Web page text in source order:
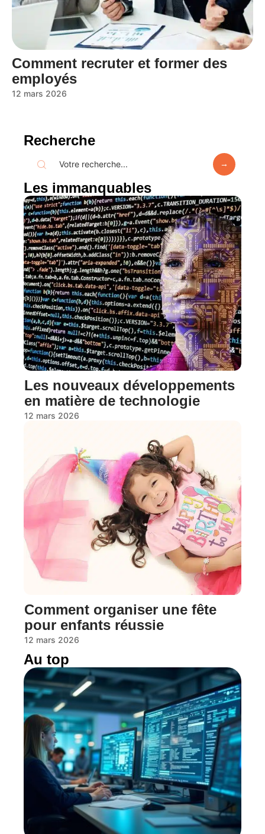
Comment recruter et former des
employés
12 mars 2026
Recherche
Les immanquables
Les nouveaux développements
en matière de technologie
12 mars 2026
Comment organiser une fête
pour enfants réussie
12 mars 2026
Au top